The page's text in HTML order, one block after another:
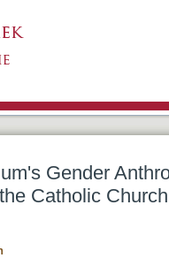
Its
Gender
Catholic Church